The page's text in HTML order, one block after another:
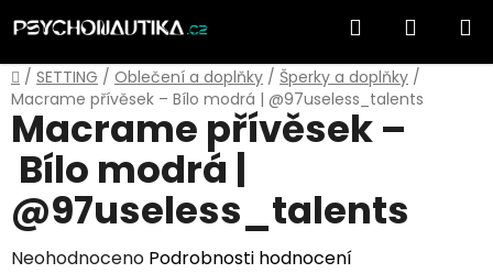
na
obsah
Hledat
KOŠÍK
Domů
/ SETTING / Oblečení a doplňky / Šperky a doplňky /
Macrame přívěsek – Bílo modrá | @97useless_talents
Macrame přívěsek –
Bílo modrá |
@97useless_talents
Průměrné
Neohodnoceno Podrobnosti hodnocení